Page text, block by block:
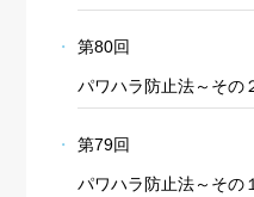
第80回
パワハラ防止法～その
第79回
パワハラ防止法～その